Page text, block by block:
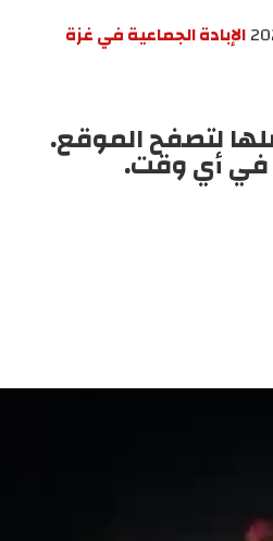
الإبادة الجماعية في غزة
لتصفح الموقع.
في أي وقت.